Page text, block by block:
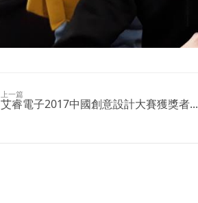
上一篇
艾睿電子2017中國創意設計大賽獲獎者...